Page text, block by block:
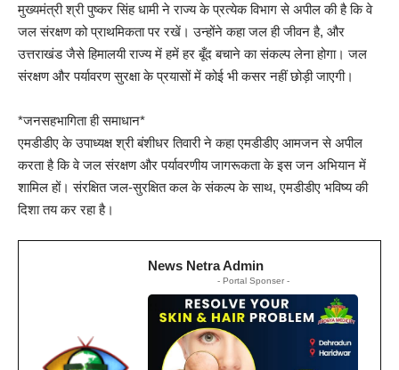
मुख्यमंत्री श्री पुष्कर सिंह धामी ने राज्य के प्रत्येक विभाग से अपील की है कि वे
जल संरक्षण को प्राथमिकता पर रखें। उन्होंने कहा जल ही जीवन है, और
उत्तराखंड जैसे हिमालयी राज्य में हमें हर बूँद बचाने का संकल्प लेना होगा। जल
संरक्षण और पर्यावरण सुरक्षा के प्रयासों में कोई भी कसर नहीं छोड़ी जाएगी।
*जनसहभागिता ही समाधान*
एमडीडीए के उपाध्यक्ष श्री बंशीधर तिवारी ने कहा एमडीडीए आमजन से अपील
करता है कि वे जल संरक्षण और पर्यावरणीय जागरूकता के इस जन अभियान में
शामिल हों। संरक्षित जल-सुरक्षित कल के संकल्प के साथ, एमडीडीए भविष्य की
दिशा तय कर रहा है।
News Netra Admin
- Portal Sponser -